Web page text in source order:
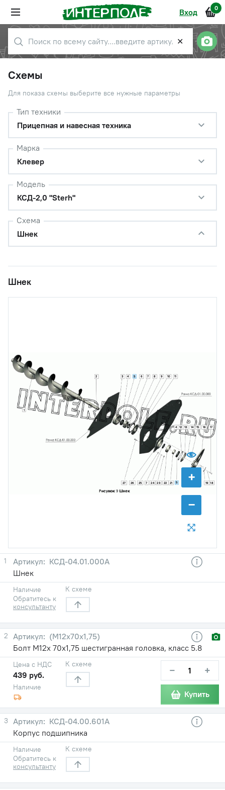
Вход 0
✕
Схемы
Для показа схемы выберите все нужные параметры
Тип техники
Прицепная и навесная техника
Марка
Клевер
Модель
КСД-2,0 "Sterh"
Схема
Шнек
Шнек
+
−
1
2 3 4
4
5
5
6 7
7
8 9 10 11
12 13 14 15 16 17
18
19
21
22
23
24
25
26
27
1
КСД-04.01.000А
Шнек
Наличие
Обратитесь к
консультанту
К схеме
2
(М12х70х1,75)
Болт М12х 70х1,75 шестигранная головка, класс 5.8
Наличие
Цена с НДС
439 руб.
К схеме − +
Купить
3
КСД-04.00.601А
Корпус подшипника
Наличие
Обратитесь к
консультанту
К схеме